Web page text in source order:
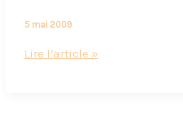
5 mai 2009
Interview
Lire l’article »